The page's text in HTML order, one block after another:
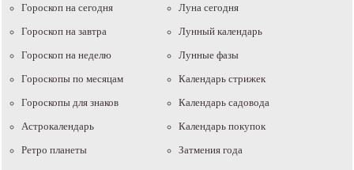
Гороскоп на сегодня
Гороскоп на завтра
Гороскоп на неделю
Гороскопы по месяцам
Гороскопы для знаков
Астрокалендарь
Ретро планеты
Луна сегодня
Лунный календарь
Лунные фазы
Календарь стрижек
Календарь садовода
Календарь покупок
Затмения года